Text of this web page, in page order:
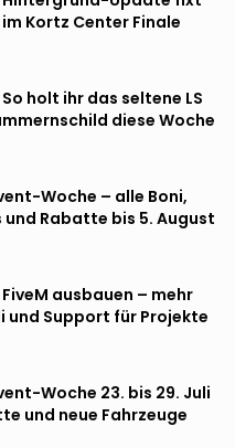
Kortz Center Finale
holt ihr das seltene LS
diese Woche
Woche – alle Boni,
Rabatte bis 5. August
ausbauen – mehr
und Support für Projekte
Woche 23. bis 29. Juli
und neue Fahrzeuge